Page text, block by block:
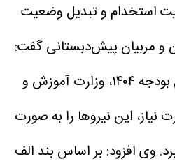
استخدام و تبدیل وضعیت
و مربیان پیش‌دبستانی گفت:
طبق بند غیر تکلیفی قانون بودجه ۱۴۰۴، وزارت آموزش و
این نیروها را به صورت
وی افزود: بر اساس بند الف